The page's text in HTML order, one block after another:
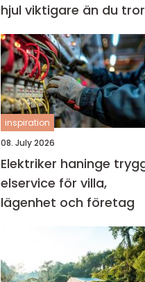
hjul viktigare än du tror
inspiration
08. July 2026
Elektriker haninge trygg
elservice för villa,
lägenhet och företag